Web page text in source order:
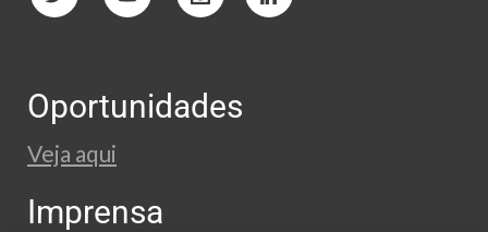
Oportunidades
Veja aqui
Imprensa